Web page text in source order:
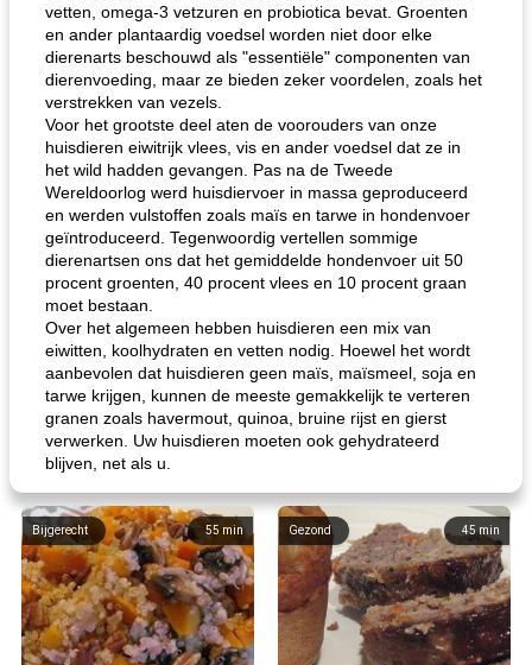
vetten, omega-3 vetzuren en probiotica bevat. Groenten
en ander plantaardig voedsel worden niet door elke
dierenarts beschouwd als "essentiële" componenten van
dierenvoeding, maar ze bieden zeker voordelen, zoals het
verstrekken van vezels.
Voor het grootste deel aten de voorouders van onze
huisdieren eiwitrijk vlees, vis en ander voedsel dat ze in
het wild hadden gevangen. Pas na de Tweede
Wereldoorlog werd huisdiervoer in massa geproduceerd
en werden vulstoffen zoals maïs en tarwe in hondenvoer
geïntroduceerd. Tegenwoordig vertellen sommige
dierenartsen ons dat het gemiddelde hondenvoer uit 50
procent groenten, 40 procent vlees en 10 procent graan
moet bestaan.
Over het algemeen hebben huisdieren een mix van
eiwitten, koolhydraten en vetten nodig. Hoewel het wordt
aanbevolen dat huisdieren geen maïs, maïsmeel, soja en
tarwe krijgen, kunnen de meeste gemakkelijk te verteren
granen zoals havermout, quinoa, bruine rijst en gierst
verwerken. Uw huisdieren moeten ook gehydrateerd
blijven, net als u.
55 min
Bijgerecht 45min
Gezond